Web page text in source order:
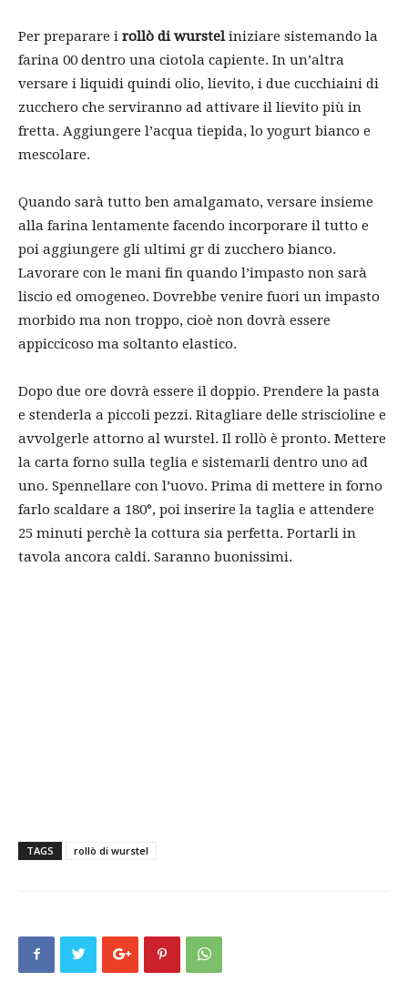
Per preparare i rollò di wursteliniziare sistemando la
farina 00 dentro una ciotola capiente. In un’altra
versare i liquidi quindi olio, lievito, i due cucchiaini di
zucchero che serviranno ad attivare il lievito più in
fretta. Aggiungere l’acqua tiepida, lo yogurt bianco e
mescolare.
Quando sarà tutto ben amalgamato, versare insieme
alla farina lentamente facendo incorporare il tutto e
poi aggiungere gli ultimi gr di zucchero bianco.
Lavorare con le mani fin quando l’impasto non sarà
liscio ed omogeneo. Dovrebbe venire fuori un impasto
morbido ma non troppo, cioè non dovrà essere
appiccicoso ma soltanto elastico.
Dopo due ore dovrà essere il doppio. Prendere la pasta
e stenderla a piccoli pezzi. Ritagliare delle striscioline e
avvolgerle attorno al wurstel. Il rollò è pronto. Mettere
la carta forno sulla teglia e sistemarli dentro uno ad
uno. Spennellare con l’uovo. Prima di mettere in forno
farlo scaldare a 180°, poi inserire la taglia e attendere
25 minuti perchè la cottura sia perfetta. Portarli in
tavola ancora caldi. Saranno buonissimi.
TAGS rollò di wurstel